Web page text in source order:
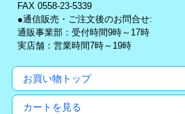
FAX 0558-23-5339
●通信販売・ご注文後のお問合せ:
通販事業部：受付時間9時～17時
実店舗：営業時間7時～19時
お買い物トップ
カートを見る